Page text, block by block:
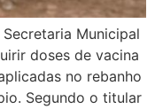
Municipal
doses de vacina
no rebanho
Segundo o titular